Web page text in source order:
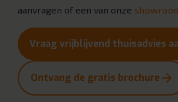
aanvragen of een van onze
Vraag vrijblijvend thuisadvies
Ontvang de gratis brochure